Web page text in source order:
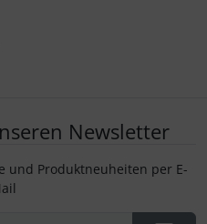
Newsletter
und Produktneuheiten per E-